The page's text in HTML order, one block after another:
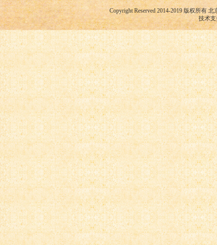
Copyright Reserved 2014-2019 版权所有
技术